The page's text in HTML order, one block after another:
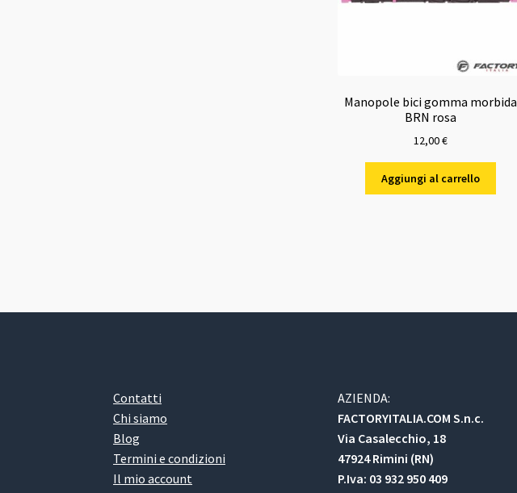
Manopole bici gomma morbida
BRN rosa
12,00€
Aggiungi al carrello
Contatti
Chi siamo
Blog
Termini e condizioni
Il mio account
AZIENDA:
FACTORYITALIA.COM S.n.c.
Via Casalecchio, 18
47924 Rimini (RN)
P.Iva: 03 932 950 409